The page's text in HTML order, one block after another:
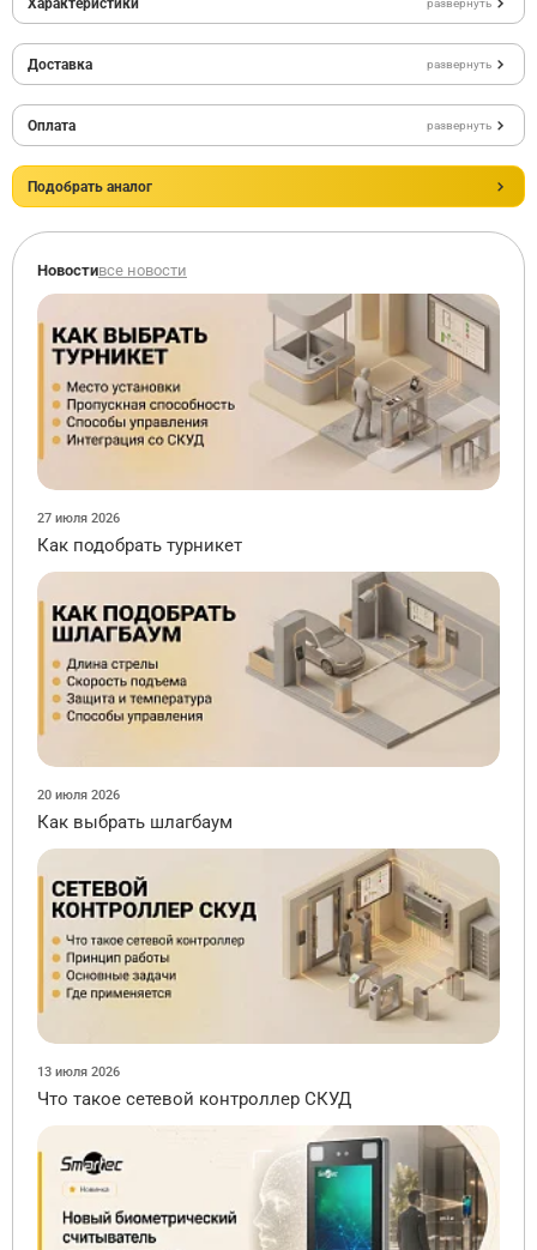
Доставка развернуть
Оплата развернуть
Подобрать аналог
Новостивсе новости
27 июля 2026
Как подобрать турникет
20 июля 2026
Как выбрать шлагбаум
13 июля 2026
Что такое сетевой контроллер СКУД